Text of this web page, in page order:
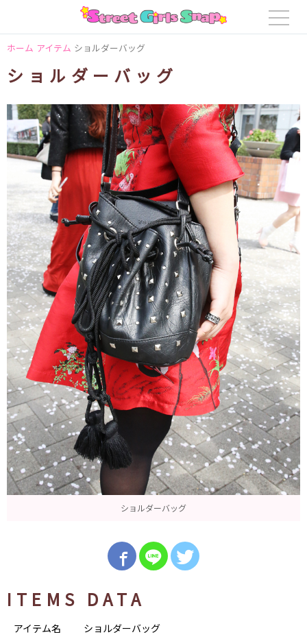
ホーム アイテム ショルダーバッグ
ショルダーバッグ
ショルダーバッグ
ITEMS DATA
アイテム名 ショルダーバッグ